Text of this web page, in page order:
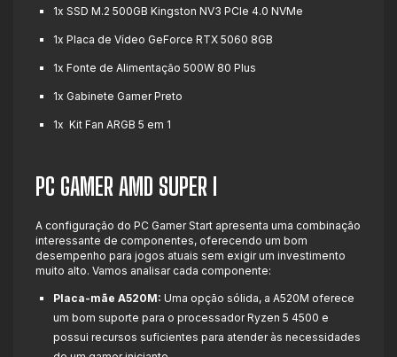
1x SSD M.2 500GB Kingston NV3 PCIe 4.0 NVMe
1x Placa de Vídeo GeForce RTX 5060 8GB
1x Fonte de Alimentação 500W 80 Plus
1x Gabinete Gamer Preto
1x Kit Fan ARGB 5 em 1
PC GAMER AMD SUPER I
A configuração do PC Gamer Start apresenta uma combinação
interessante de componentes, oferecendo um bom
desempenho para jogos atuais sem exigir um investimento
muito alto. Vamos analisar cada componente:
Placa-mãe A520M: Uma opção sólida, a A520M oferece
um bom suporte para o processador Ryzen 5 4500 e
possui recursos suficientes para atender às necessidades